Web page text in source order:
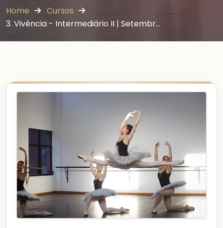
Home
Cursos
3. Vivência - Intermediário II | Setembr…